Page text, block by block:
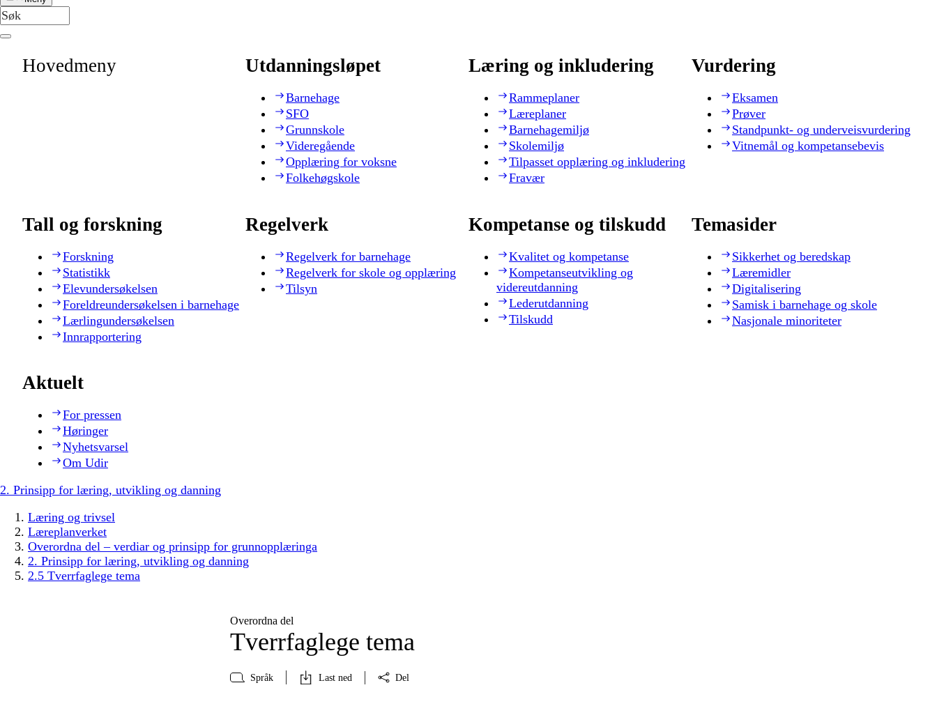
Hovedmeny Utdanningsløpet
Barnehage
SFO
Grunnskole
Videregående
Opplæring for voksne
Folkehøgskole
Læring og inkludering
Rammeplaner
Læreplaner
Barnehagemiljø
Skolemiljø
Tilpasset opplæring og inkludering
Fravær
Vurdering
Eksamen
Prøver
Standpunkt- og underveisvurdering
Vitnemål og kompetansebevis
Tall og forskning
Forskning
Statistikk
Elevundersøkelsen
Foreldreundersøkelsen i barnehage
Lærlingundersøkelsen
Innrapportering
Regelverk
Regelverk for barnehage
Regelverk for skole og opplæring
Tilsyn
Kompetanse og tilskudd
Kvalitet og kompetanse
Kompetanseutvikling og
videreutdanning
Lederutdanning
Tilskudd
Temasider
Sikkerhet og beredskap
Læremidler
Digitalisering
Samisk i barnehage og skole
Nasjonale minoriteter
Aktuelt
For pressen
Høringer
Nyhetsvarsel
Om Udir
2. Prinsipp for læring, utvikling og danning
Læring og trivsel
Læreplanverket
Overordna del – verdiar og prinsipp for grunnopplæringa
2. Prinsipp for læring, utvikling og danning
2.5 Tverrfaglege tema
Overordna del
Tverrfaglege tema
Språk Last ned Del